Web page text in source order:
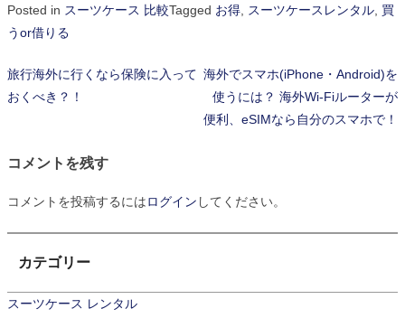
Posted in スーツケース 比較Tagged お得 スーツケースレンタル 買
うor借りる
投
ゲ
ョ
旅行海外に行くなら保険に入って
おくべき？！
海外でスマホ(iPhone・Android)を
使うには？ 海外Wi-Fiルーターが
便利、eSIMなら自分のスマホで！
コメントを残す
コメントを投稿するにはログイン してください。
カテゴリー
スーツケース レンタル